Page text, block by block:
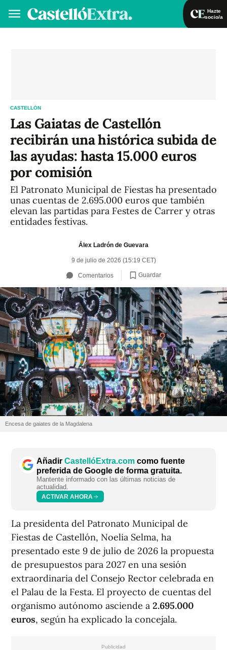
Hazte
socio/a
CASTELLÓN
Las Gaiatas de Castellón
recibirán una histórica subida de
las ayudas: hasta 15.000 euros
por comisión
El Patronato Municipal de Fiestas ha presentado
unas cuentas de 2.695.000 euros que también
elevan las partidas para Festes de Carrer y otras
entidades festivas.
Álex Ladrón de Guevara
9 de julio de 2026 (15:19 CET)
Comentarios Guardar
Encesa de gaiates de la Magdalena
Añadir CastellóExtra.com como fuente
preferida de Google de forma gratuita.
Mantente informado con las últimas noticias de
actualidad.
ACTIVAR AHORA
La presidenta del Patronato Municipal de
Fiestas de Castellón, Noelia Selma, ha
presentado este 9 de julio de 2026 la propuesta
de presupuestos para 2027 en una sesión
extraordinaria del Consejo Rector celebrada en
el Palau de la Festa. El proyecto de cuentas del
organismo autónomo asciende a 2.695.000
euros, según ha explicado la concejala.